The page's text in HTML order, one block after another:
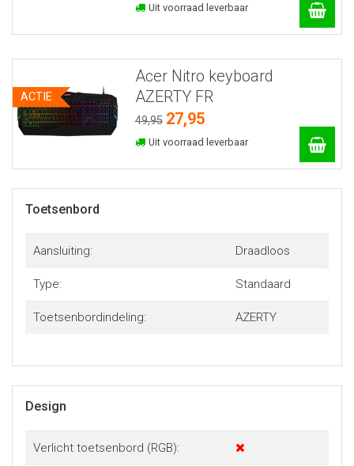
Uit voorraad leverbaar
Acer Nitro keyboard
AZERTY FR
49,95 27,95
Uit voorraad leverbaar
ACTIE
Toetsenbord
Aansluiting: Draadloos
Type: Standaard
Toetsenbordindeling: AZERTY
Design
Verlicht toetsenbord (RGB):